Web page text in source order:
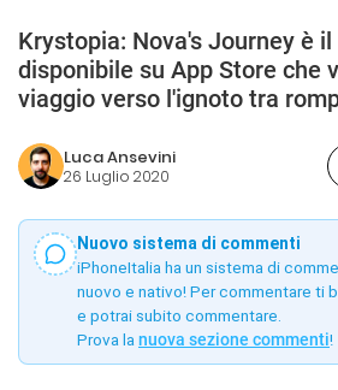
Krystopia: Nova's Journey è
disponibile su App Store che
viaggio verso l'ignoto tra
Luca Ansevini
26 Luglio 2020
Nuovo sistema di commenti
iPhoneItalia ha un sistema di
nuovo e nativo! Per commentare ti
e potrai subito commentare.
Prova la nuova sezione commenti!